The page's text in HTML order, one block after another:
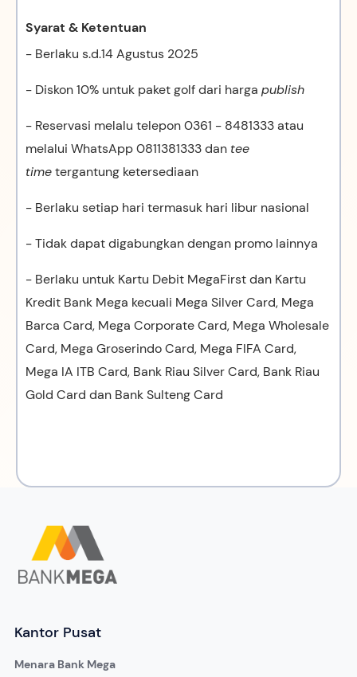
Syarat & Ketentuan
- Berlaku s.d.14 Agustus 2025
- Diskon 10% untuk paket golf dari harga publish
- Reservasi melalu telepon 0361 - 8481333 atau
melalui WhatsApp 0811381333 dan tee
timetergantung ketersediaan
- Berlaku setiap hari termasuk hari libur nasional
- Tidak dapat digabungkan dengan promo lainnya
- Berlaku untuk Kartu Debit MegaFirst dan Kartu
Kredit Bank Mega kecuali Mega Silver Card, Mega
Barca Card, Mega Corporate Card, Mega Wholesale
Card, Mega Groserindo Card, Mega FIFA Card,
Mega IA ITB Card, Bank Riau Silver Card, Bank Riau
Gold Card dan Bank Sulteng Card
Kantor Pusat
Menara Bank Mega